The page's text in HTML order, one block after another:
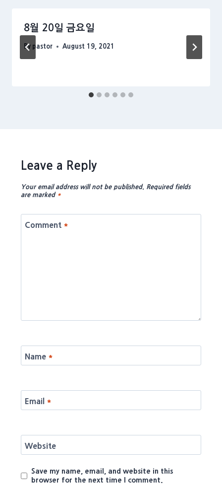
8월 20일 금요일
By pastor August 19, 2021
Leave a Reply
Your email address will not be published. Required fields
are marked *
Comment *
Name *
Email *
Website
Save my name, email, and website in this
browser for the next time I comment.